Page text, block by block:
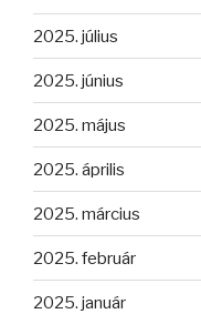
2025. július
2025. június
2025. május
2025. április
2025. március
2025. február
2025. január